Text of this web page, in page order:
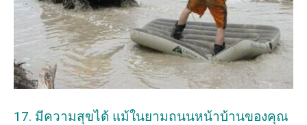
17. มีความสุขได้ แม้ในยามถนนหน้าบ้านของคุณ